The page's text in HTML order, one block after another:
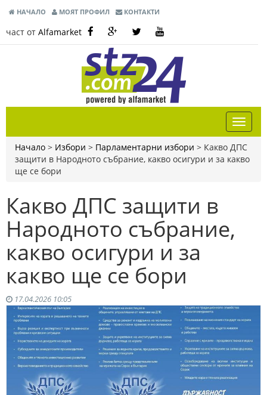
НАЧАЛО МОЯТ ПРОФИЛ КОНТАКТИ
част от Alfamarket
Начало > Избори > Парламентарни избори > Какво ДПС
защити в Народното събрание, какво осигури и за какво
ще се бори
Какво ДПС защити в
Народното събрание,
какво осигури и за
какво ще се бори
17.04.2026 10:05